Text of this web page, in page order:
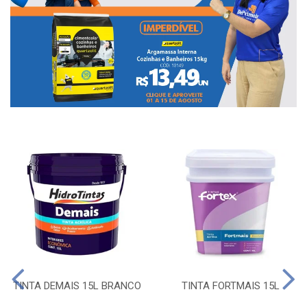
TINTA DEMAIS 15L BRANCO TINTA FORTMAIS 15L